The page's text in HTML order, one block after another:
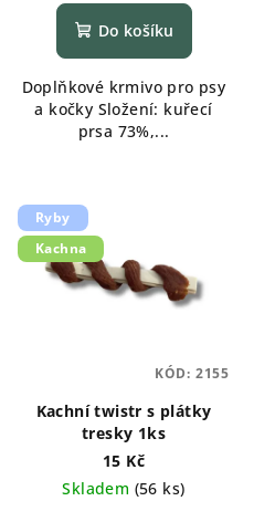
Do košíku
Doplňkové krmivo pro psy
a kočky Složení: kuřecí
prsa 73%,...
Ryby
Kachna
Kachní twistr s plátky
tresky 1ks
15 Kč
Skladem (56 ks)
KÓD: 2155